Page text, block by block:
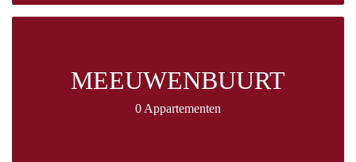
MEEUWENBUURT
0 Appartementen